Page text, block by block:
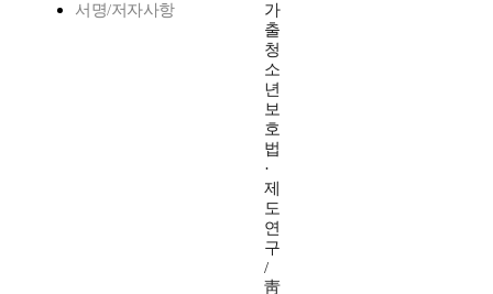
서명/저자사항
가
출
청
소
년
보
호
법
·
제
도
연
구
/
靑